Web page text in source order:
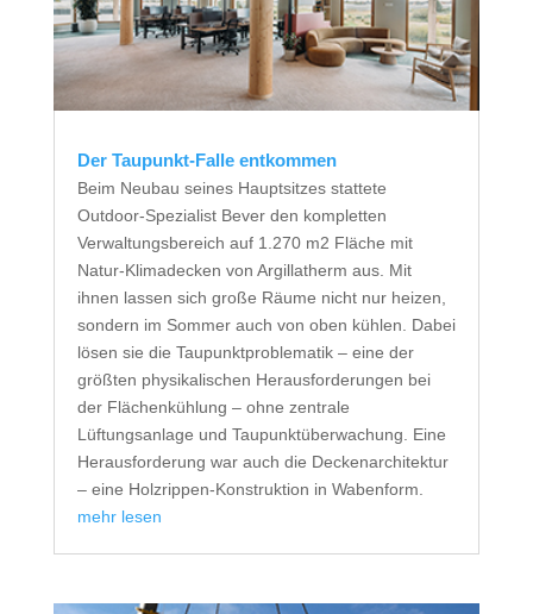
Der Taupunkt-Falle entkommen
Beim Neubau seines Hauptsitzes stattete
Outdoor-Spezialist Bever den kompletten
Verwaltungsbereich auf 1.270 m2 Fläche mit
Natur-Klimadecken von Argillatherm aus. Mit
ihnen lassen sich große Räume nicht nur heizen,
sondern im Sommer auch von oben kühlen. Dabei
lösen sie die Taupunktproblematik – eine der
größten physikalischen Herausforderungen bei
der Flächenkühlung – ohne zentrale
Lüftungsanlage und Taupunktüberwachung. Eine
Herausforderung war auch die Deckenarchitektur
– eine Holzrippen-Konstruktion in Wabenform.
mehr lesen